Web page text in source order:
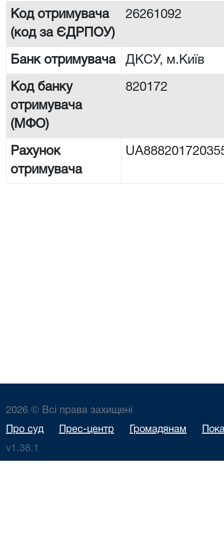
Код отримувача
(код за ЄДРПОУ)
26261092
Банк отримувача ДКСУ, м.Київ
Код банку
отримувача
(МФО)
820172
Рахунок
отримувача
2026 © Всі права захищені
Про суд Прес-центр Громадянам
v1.38.1